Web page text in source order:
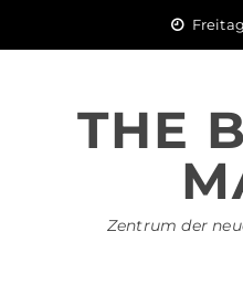
THE
Zentrum der